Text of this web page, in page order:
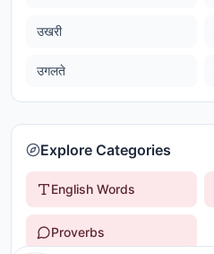
उखरी
उगलते
Explore Categories
English Words
Proverbs